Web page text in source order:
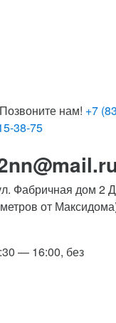
нам! +7
38-75
Фабричная дом 2
от
— 16:00, без